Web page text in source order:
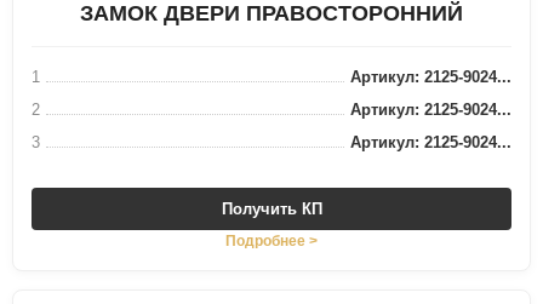
ЗАМОК ДВЕРИ ПРАВОСТОРОННИЙ
1
Артикул: 2125-9024...
2
Артикул: 2125-9024...
3
Артикул: 2125-9024...
Получить КП
Подробнее >